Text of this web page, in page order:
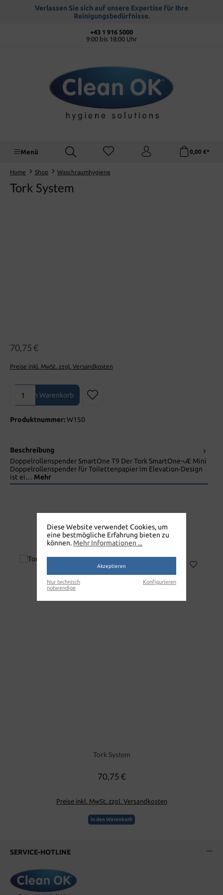
springenVerlassen Sie sich auf unsere Expertise für Ihre
Reinigungsbedürfnisse.
+43 1 916 5000
9:00 bis 18:00 Uhr
Menü 0,00 €*
Home Shop Waschraumhygiene
Tork System
70,75 €
Preise inkl. MwSt. zzgl. Versandkosten
Produkt Anzahl: Gib den gewünschten Wert ein oder benutze die
In den Warenkorb
Produktnummer:W150
Beschreibung
Doppelrollenspender SmartOne T9 Der Tork SmartOne¬Æ Mini
Doppelrollenspender für Toilettenpapier im Elevation-Design
ist ei… Mehr
TORK SYSTEM
Tork System
Regulärer Preis:
70,75 €
Preise inkl. MwSt. zzgl. Versandkosten
In den Warenkorb
SERVICE-HOTLINE
Diese Website verwendet Cookies, um
eine bestmögliche Erfahrung bieten zu
können. Mehr Informationen ...
Akzeptieren
Nur technisch
notwendige
Konfigurieren